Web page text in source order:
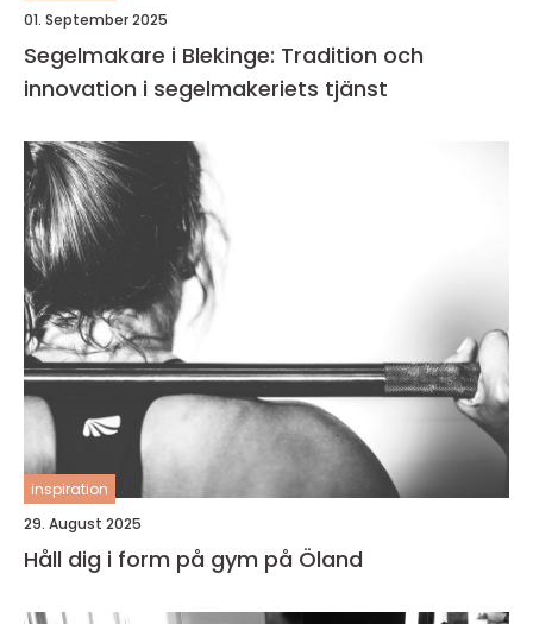
01. September 2025
Segelmakare i Blekinge: Tradition och
innovation i segelmakeriets tjänst
inspiration
29. August 2025
Håll dig i form på gym på Öland